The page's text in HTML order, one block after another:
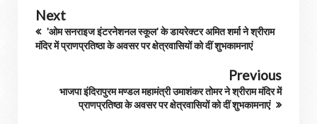
Next
'ओम सनराइज इंटरनेशनल स्कूल' के डायरेक्टर अमित शर्मा ने श्रीराम
मंदिर में प्राणप्रतिष्ठा के अवसर पर क्षेत्रवासियों को दीं शुभकामनाएं
Previous
भाजपा इंदिरापुरम मण्डल महामंत्री उमाशंकर तोमर ने श्रीराम मंदिर में
प्राणप्रतिष्ठा के अवसर पर क्षेत्रवासियों को दीं शुभकामनाएं